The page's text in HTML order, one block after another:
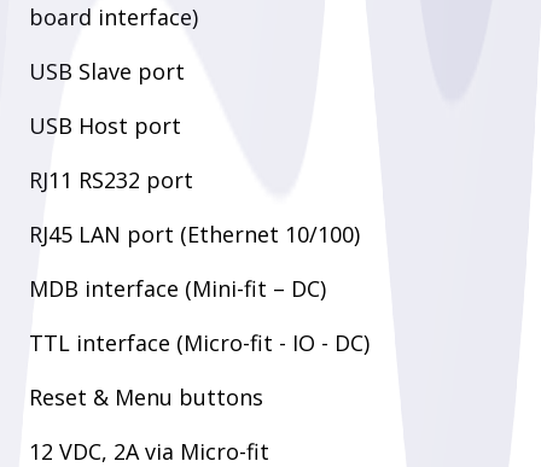
board interface)
USB Slave port
USB Host port
RJ11 RS232 port
RJ45 LAN port (Ethernet 10/100)
MDB interface (Mini-fit – DC)
TTL interface (Micro-fit - IO - DC)
Reset & Menu buttons
12 VDC, 2A via Micro-fit